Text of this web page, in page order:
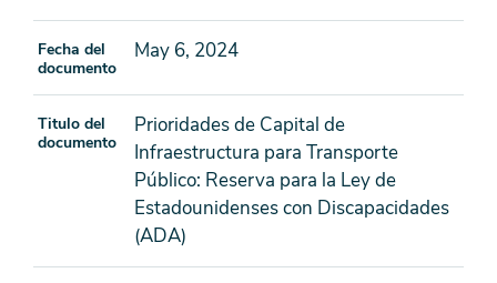
Fecha del
documento
May 6, 2024
Titulo del
documento
Prioridades de Capital de
Infraestructura para Transporte
Público: Reserva para la Ley de
Estadounidenses con Discapacidades
(ADA)